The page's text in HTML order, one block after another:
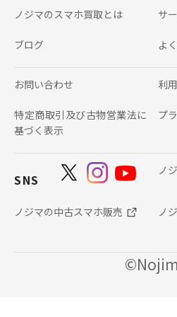
ノジマのスマホ買取とは サ
ブログ よ
お問い合わせ 利
特定商取引及び古物営業法に
基づく表示
プ
SNS
ノ
ノジマの中古スマホ販売 ノ